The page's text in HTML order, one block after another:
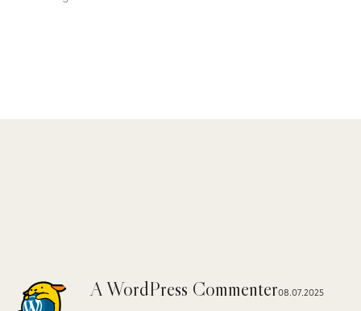
A WordPress Commenter08.07.2025